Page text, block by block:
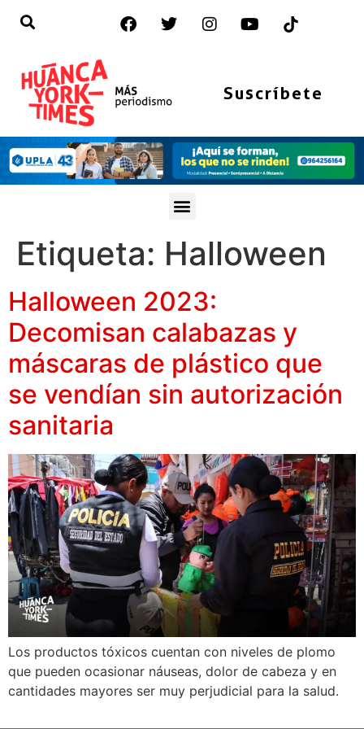
Suscríbete
Etiqueta: Halloween
Halloween 2023:
Decomisan calabazas y
máscaras de plástico que
se vendían sin autorización
sanitaria
Los productos tóxicos cuentan con niveles de plomo
que pueden ocasionar náuseas, dolor de cabeza y en
cantidades mayores ser muy perjudicial para la salud.